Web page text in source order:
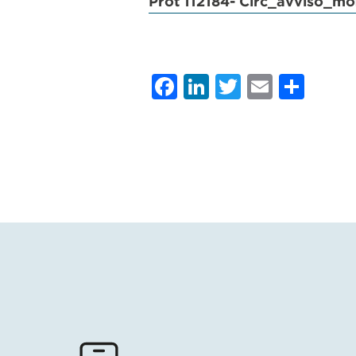
Facebook
LinkedIn
Twitter
Email